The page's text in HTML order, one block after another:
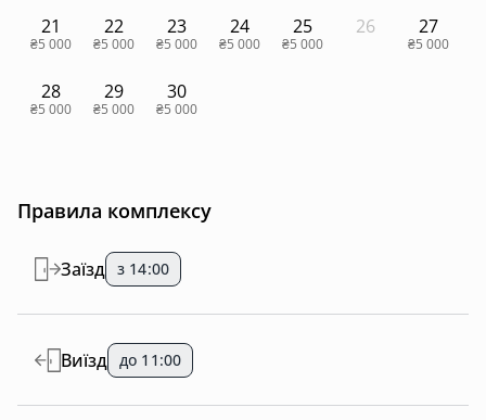
21
₴5 000
22
₴5 000
23
₴5 000
24
₴5 000
25
₴5 000
26 27
₴5 000
28
₴5 000
29
₴5 000
30
₴5 000
Правила комплексу
Заїзд з 14:00
Виїзд до 11:00